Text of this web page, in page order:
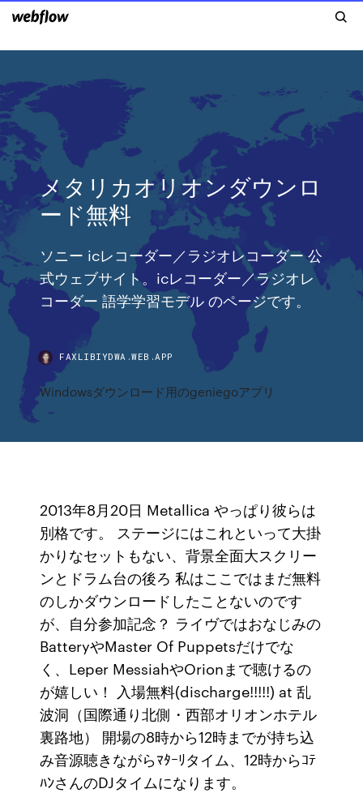
メタリカオリオンダウンロ
ード無料
ソニー icレコーダー／ラジオレコーダー 公
式ウェブサイト。icレコーダー／ラジオレ
コーダー 語学学習モデル のページです。
FAXLIBIYDWA.WEB.APP
Windowsダウンロード用のgeniegoアプリ
2013年8月20日 Metallica やっぱり彼らは
別格です。 ステージにはこれといって大掛
かりなセットもない、背景全面大スクリー
ンとドラム台の後ろ 私はここではまだ無料
のしかダウンロードしたことないのです
が、自分参加記念？ ライヴではおなじみの
BatteryやMaster Of Puppetsだけでな
く、Leper MessiahやOrionまで聴けるの
が嬉しい！ 入場無料(discharge!!!!!) at 乱
波洞（国際通り北側・西部オリオンホテル
裏路地） 開場の8時から12時までが持ち込
み音源聴きながらﾏﾀｰﾘタイム、12時からｺﾃ
ﾊﾝさんのDJタイムになります。